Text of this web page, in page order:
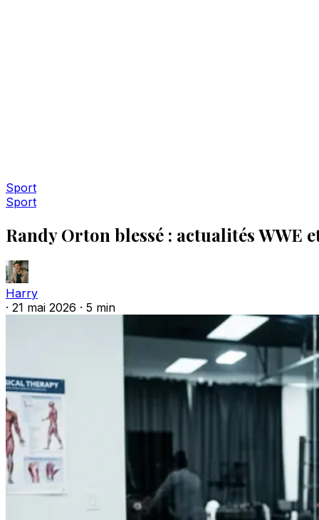
Sport
Sport
Randy Orton blessé : actualités WWE
Harry
· 21 mai 2026 · 5 min